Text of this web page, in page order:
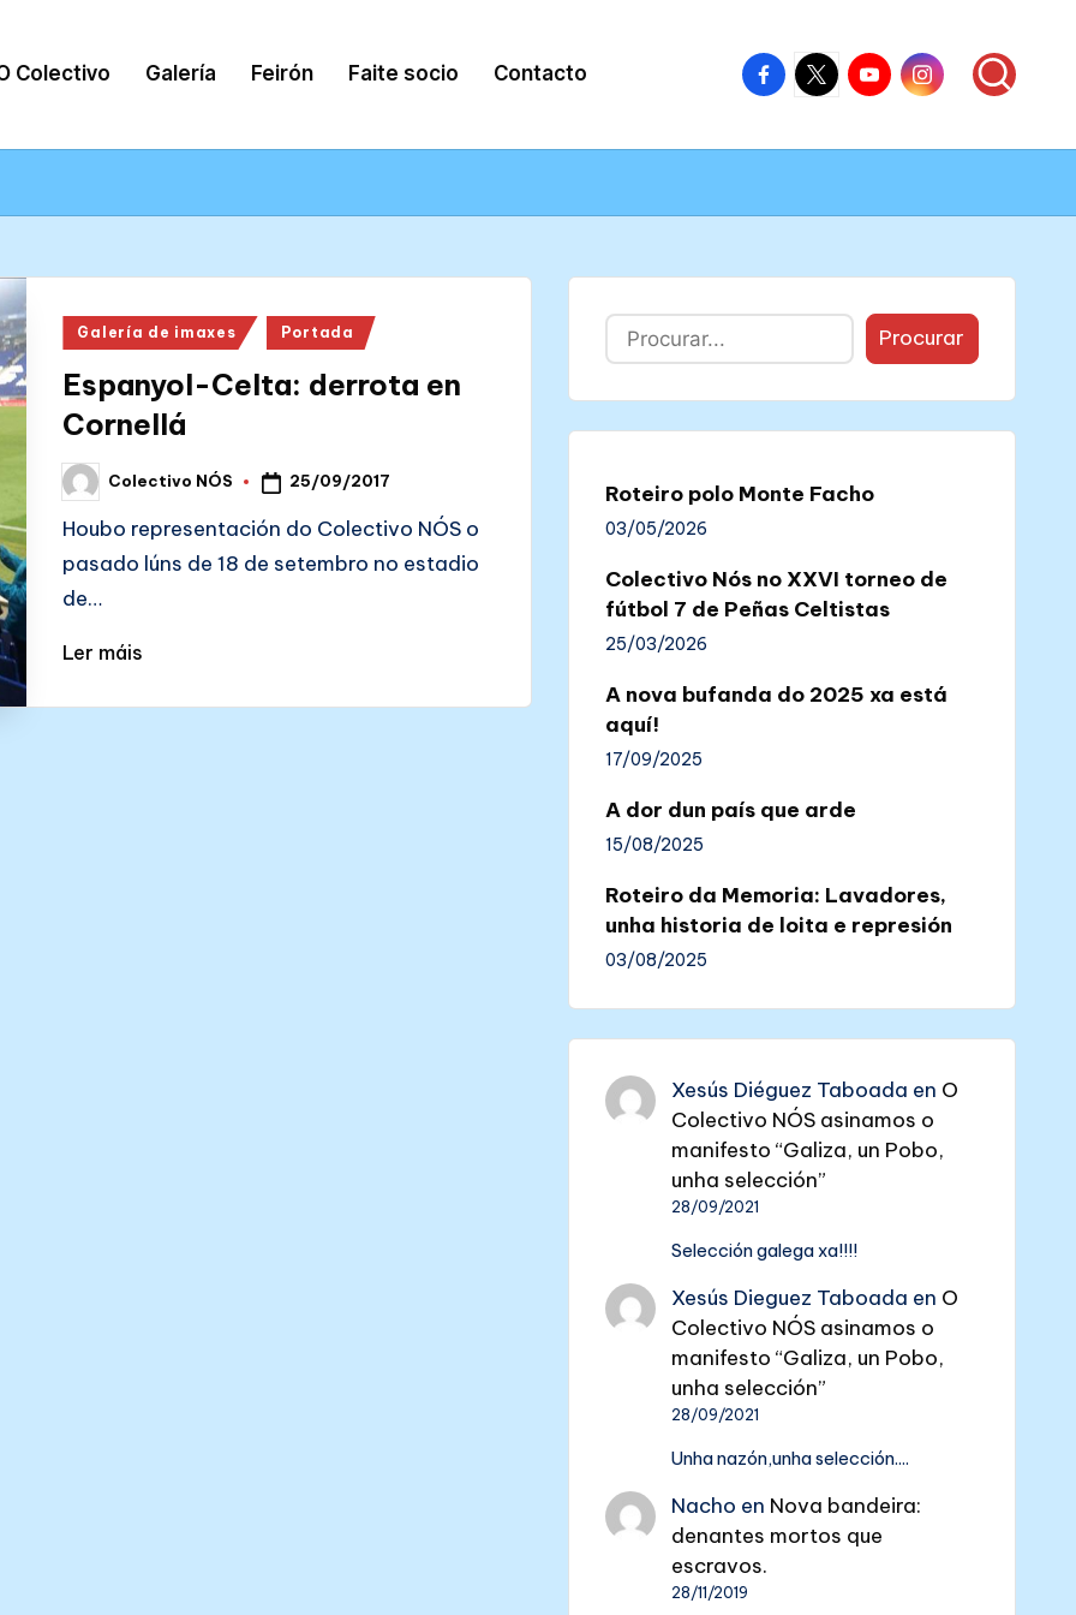
Colectivo Galería Feirón Faite socio Contacto
Facebook
–
Nós
X
–
Nós
Youtube
–
Nós
Instagram
–
Nós
Posted
Galería de imaxes Portada
Espanyol-Celta: derrota en
Cornellá
Posted
by
Colectivo NÓS 25/09/2017
Houbo representación do Colectivo NÓS o
pasado lúns de 18 de setembro no estadio
de…
Ler máis
Buscar Procurar
Roteiro polo Monte Facho
03/05/2026
Colectivo Nós no XXVI torneo de
fútbol 7 de Peñas Celtistas
25/03/2026
A nova bufanda do 2025 xa está
aquí!
17/09/2025
A dor dun país que arde
15/08/2025
Roteiro da Memoria: Lavadores,
unha historia de loita e represión
03/08/2025
Xesús Diéguez Taboada en O
Colectivo NÓS asinamos o
manifesto “Galiza, un Pobo,
unha selección”
28/09/2021
Selección galega xa!!!!
Xesús Dieguez Taboada en O
Colectivo NÓS asinamos o
manifesto “Galiza, un Pobo,
unha selección”
28/09/2021
Unha nazón,unha selección....
Nacho en Nova bandeira:
denantes mortos que
escravos.
28/11/2019